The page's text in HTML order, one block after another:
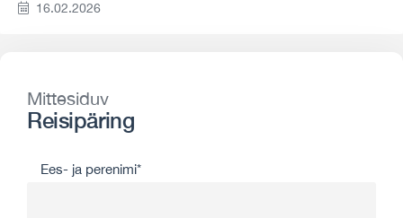
16.02.2026
Mittesiduv
Reisipäring
Ees- ja perenimi*